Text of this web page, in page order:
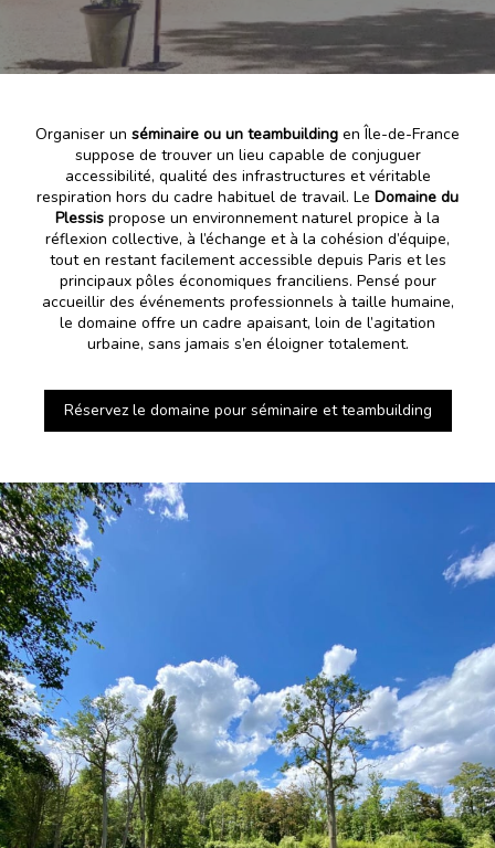
Organiser un séminaire ou un teambuilding en Île-de-France
suppose de trouver un lieu capable de conjuguer
accessibilité, qualité des infrastructures et véritable
respiration hors du cadre habituel de travail. Le Domaine du
Plessis propose un environnement naturel propice à la
réflexion collective, à l’échange et à la cohésion d’équipe,
tout en restant facilement accessible depuis Paris et les
principaux pôles économiques franciliens. Pensé pour
accueillir des événements professionnels à taille humaine,
le domaine offre un cadre apaisant, loin de l’agitation
urbaine, sans jamais s’en éloigner totalement.
Réservez le domaine pour séminaire et teambuilding